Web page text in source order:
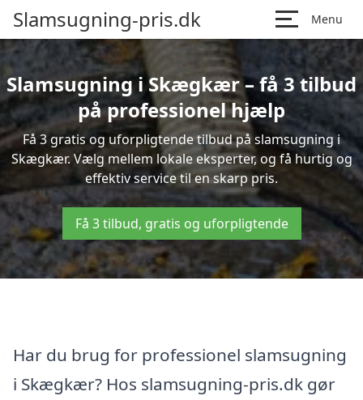
Slamsugning-pris.dk Menu
Slamsugning i Skægkær – få 3 tilbud
på professionel hjælp
Få 3 gratis og uforpligtende tilbud på slamsugning i
Skægkær. Vælg mellem lokale eksperter, og få hurtig og
effektiv service til en skarp pris.
Få 3 tilbud, gratis og uforpligtende
Har du brug for professionel slamsugning
i Skægkær? Hos slamsugning-pris.dk gør